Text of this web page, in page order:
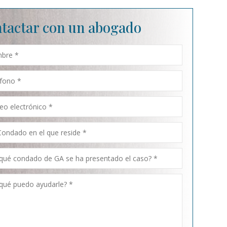
con un abogado